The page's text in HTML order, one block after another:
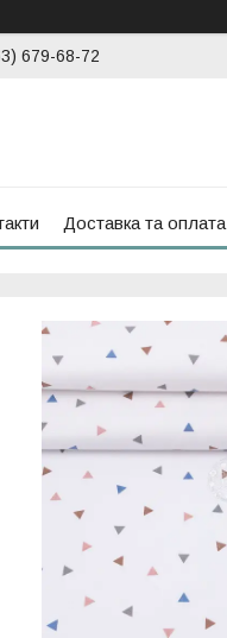
679-68-72
Доставка та оплата